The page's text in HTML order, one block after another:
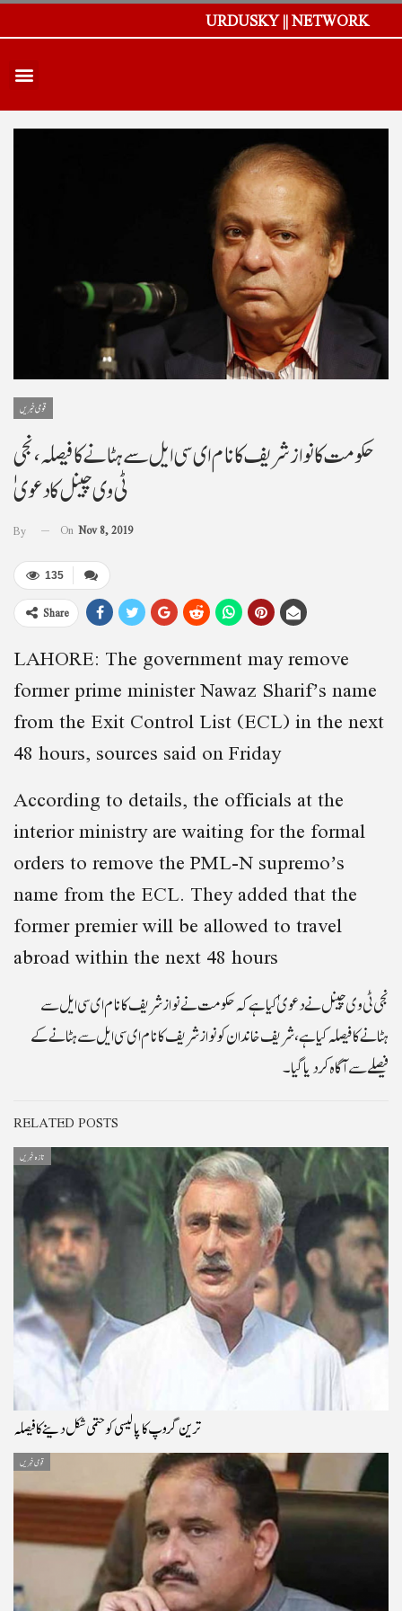
URDUSKY || NETWORK
قومی خبریں
حکومت کانوازشریف کانام ای سی ایل سے ہٹانے کا فیصلہ، نجی
ٹی وی چینل کا دعویٰ
By On Nov 8, 2019
135
Share
LAHORE: The government may remove
former prime minister Nawaz Sharif’s name
from the Exit Control List (ECL) in the next
48 hours, sources said on Friday
According to details, the officials at the
interior ministry are waiting for the formal
orders to remove the PML-N supremo’s
name from the ECL. They added that the
former premier will be allowed to travel
abroad within the next 48 hours
نجی ٹی وی چینل نے دعویٰ کیا ہے کہ حکومت نے نوازشریف کانام ای سی ایل سے
ہٹانے کا فیصلہ کیا ہے، شریف خاندان کونوازشریف کانام ای سی ایل سے ہٹانے کے
فیصلے سے آگاہ کردیا گیا۔
RELATED POSTS
تازہ خبریں
ترین گروپ کا پالیسی کو حتمی شکل دینے کا فیصلہ
قومی خبریں